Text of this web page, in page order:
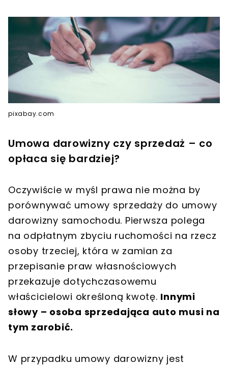
pixabay.com
Umowa darowizny czy sprzedaż – co
opłaca się bardziej?
Oczywiście w myśl prawa nie można by
porównywać umowy sprzedaży do umowy
darowizny samochodu. Pierwsza polega
na odpłatnym zbyciu ruchomości na rzecz
osoby trzeciej, która w zamian za
przepisanie praw własnościowych
przekazuje dotychczasowemu
właścicielowi określoną kwotę. Innymi
słowy – osoba sprzedająca auto musi na
tym zarobić.
W przypadku umowy darowizny jest